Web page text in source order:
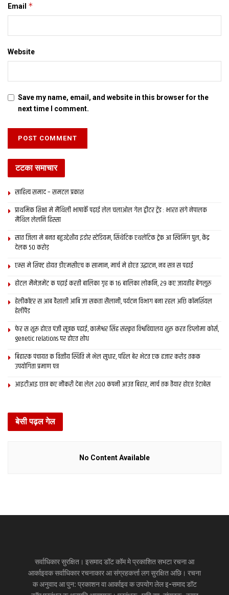
Email *
Website
Save my name, email, and website in this browser for the
next time I comment.
टटका समाचार
साहित्य समाद – समटल प्रकाश
प्राथमिक शि‍क्षा मे मैथि‍ली भाषाकेँ पढ़ाई लेल चलाओल गेल ट्वीटर ट्रेंड : भारत संगे नेपालक
मैथिल लेलनि हिस्सा
सात जिला मे बनत बहुउद्देशीय इंडोर स्‍टेडि‍यम, सिंथेटिक एथलेटिक ट्रेक आ स्विमिंग पुल, केंद्र
देलक 50 करोड़
एम्स मे शिफ्ट होयत डीएमसीएच क सामान, मार्च मे होएत उद्घाटन, नव सत्र स पढाई
होटल मैनेजमेंट क पढ़ाई करती बालिका गृह क 16 बालिका लोकनि, 29 कए जायतीह बेंगलुरु
हेलीकॉप्टर स आब वैशाली आबि जा सकता सैलानी, पर्यटन विभाग बना रहल अछि कॉमर्शियल
हेलीपैड
फेर स शुरू होएत पंजी सूत्रक पढाई, कामेश्वर सिंह संस्कृत विश्वविद्यालय शुरू करत डिप्लोमा कोर्स,
genetic relations पर होएत शोध
बिहारक पंचायत क वित्‍तीय स्थिति मे भेल सुधार, पहिल बेर भेटत एक हजार करोड़ तकक
उपयोगिता प्रमाण पत्र
आइटीआइ छात्र कए नौकरी देबा लेल 200 कंपनी आउत बिहार, मार्च तक तैयार होएत डेटाबेस
बेसी पढ़ल गेल
No Content Available
सर्वाधिकार सुरक्षित। इसमाद डॉट कॉम मे प्रकाशित सभटा रचना आ
आर्काइवक सर्वाधिकार रचनाकार आ संग्रहकर्त्ता लग सुरक्षित अछि। रचना
क अनुवाद आ पुन: प्रकाशन वा आर्काइव क उपयोग लेल इ-समाद डॉट